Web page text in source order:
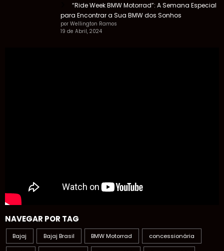
“Ride Week BMW Motorrad”: A Semana Especial
para Encontrar a Sua BMW dos Sonhos
por Wellington Ramos
19 de Abril, 2024
NAVEGAR POR TAG
Bajaj Bajaj Brasil BMW Motorrad concessionária